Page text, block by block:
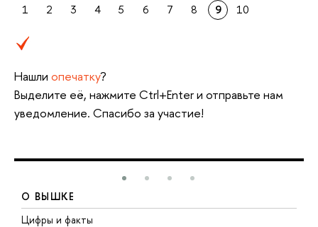
1 2 3 4 5 6 7 8 9 10
Нашли опечатку?
Выделите её, нажмите Ctrl+Enter и отправьте нам
уведомление. Спасибо за участие!
О ВЫШКЕ
Цифры и факты